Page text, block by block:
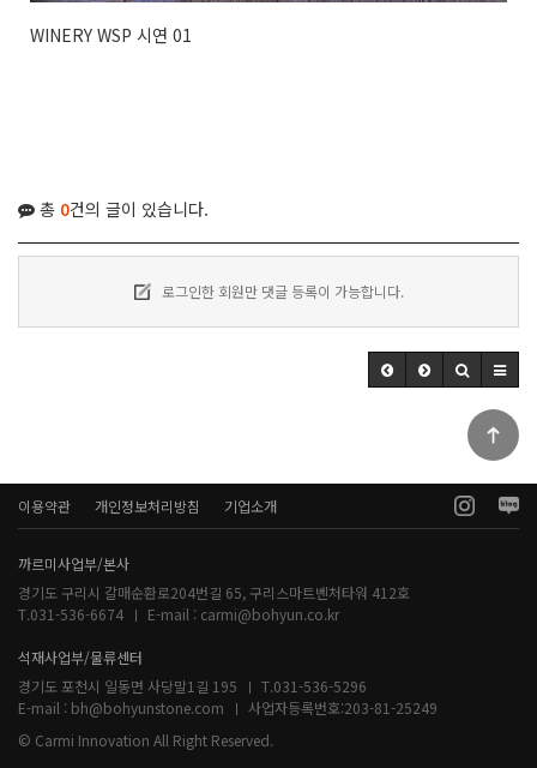
WINERY WSP 시연 01
총 0건의 글이 있습니다.
로그인한 회원만 댓글 등록이 가능합니다.
이용약관 개인정보처리방침 기업소개
까르미사업부/본사
경기도 구리시 갈매순환로204번길 65, 구리스마트벤처타워 412호
T.031-536-6674
E-mail : carmi@bohyun.co.kr
석재사업부/물류센터
경기도 포천시 일동면 사당말1길 195
T.031-536-5296
E-mail : bh@bohyunstone.com 사업자등록번호:203-81-25249
© Carmi Innovation All Right Reserved.